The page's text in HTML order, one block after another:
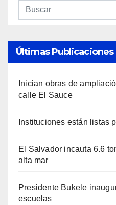
Últimas Publicaciones
Inician obras de
calle El Sauce
Instituciones están listas
El Salvador incauta 6.6
alta mar
Presidente Bukele
escuelas